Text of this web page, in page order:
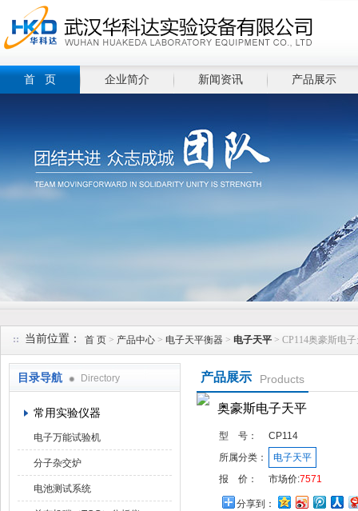
首 页 企业简介 新闻资讯 产品展示
当前位置： 首 页 > 产品中心 > 电子天平衡器 > 电子天平 > CP114奥豪斯电
目录导航 Directory
常用实验仪器
电子万能试验机
分子杂交炉
电池测试系统
产品展示 Products
奥豪斯电子天平
型 号：
CP114
所属分类：
电子天平
报 价：
市场价:7571
分享到：